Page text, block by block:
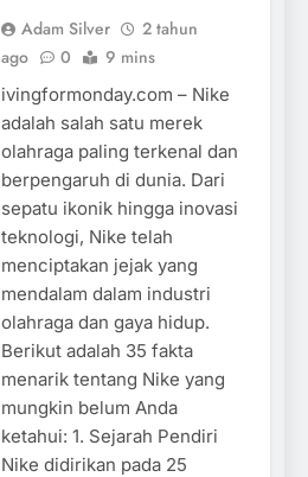
Adam Silver
2 tahun
ago
0 9 mins
ivingformonday.com – Nike
adalah salah satu merek
olahraga paling terkenal dan
berpengaruh di dunia. Dari
sepatu ikonik hingga inovasi
teknologi, Nike telah
menciptakan jejak yang
mendalam dalam industri
olahraga dan gaya hidup.
Berikut adalah 35 fakta
menarik tentang Nike yang
mungkin belum Anda
ketahui: 1. Sejarah Pendiri
Nike didirikan pada 25